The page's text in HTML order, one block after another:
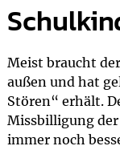
Meist braucht der
außen und hat
Stören“ erhält.
Missbilligung
immer noch